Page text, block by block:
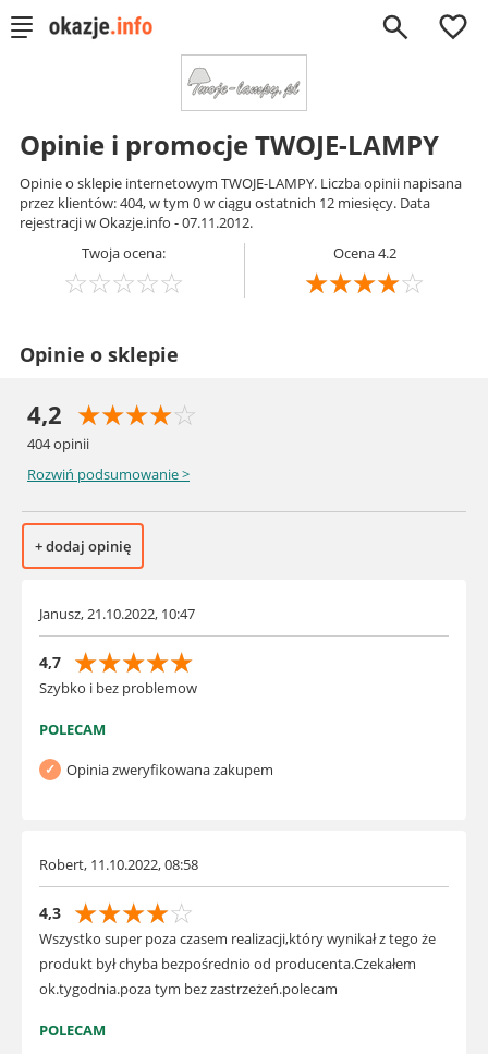
0
Opinie i promocje TWOJE-LAMPY
Opinie o sklepie internetowym TWOJE-LAMPY. Liczba opinii napisana
przez klientów: 404, w tym 0 w ciągu ostatnich 12 miesięcy. Data
rejestracji w Okazje.info - 07.11.2012.
Twoja ocena:
☆
☆
☆
☆
☆
Ocena 4.2
☆
☆
☆
☆
☆
Opinie o sklepie
4,2 ☆
☆
☆
☆
☆
404opinii
Rozwiń podsumowanie >
+ dodaj opinię
Janusz, 21.10.2022, 10:47
4,7 ☆
☆
☆
☆
☆
Szybko i bez problemow
POLECAM
Opinia zweryfikowana zakupem
Robert, 11.10.2022, 08:58
4,3 ☆
☆
☆
☆
☆
Wszystko super poza czasem realizacji,który wynikał z tego że
produkt był chyba bezpośrednio od producenta.Czekałem
ok.tygodnia.poza tym bez zastrzeżeń.polecam
POLECAM